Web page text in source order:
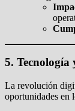
5.
La revolución
oportunidades en